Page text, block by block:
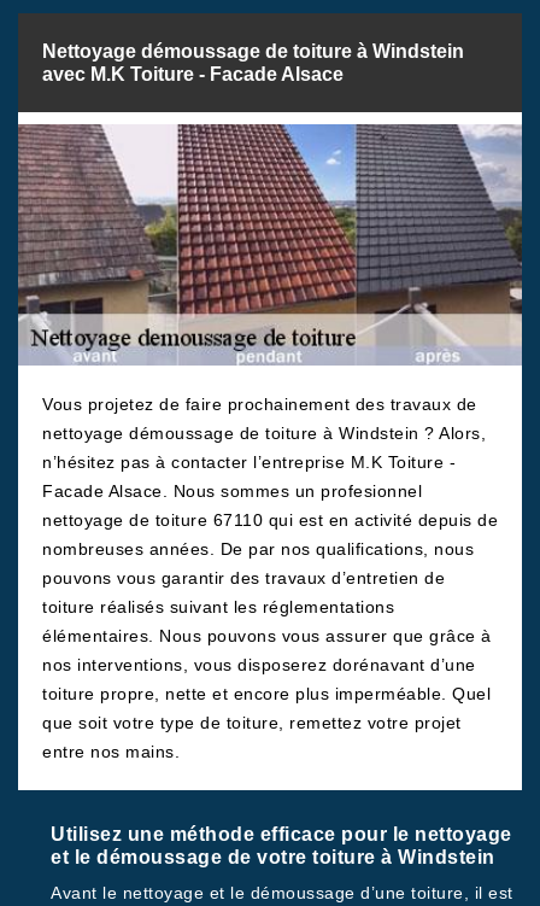
Nettoyage démoussage de toiture à Windstein
avec M.K Toiture - Facade Alsace
Vous projetez de faire prochainement des travaux de
nettoyage démoussage de toiture à Windstein ? Alors,
n’hésitez pas à contacter l’entreprise M.K Toiture -
Facade Alsace. Nous sommes un profesionnel
nettoyage de toiture 67110 qui est en activité depuis de
nombreuses années. De par nos qualifications, nous
pouvons vous garantir des travaux d’entretien de
toiture réalisés suivant les réglementations
élémentaires. Nous pouvons vous assurer que grâce à
nos interventions, vous disposerez dorénavant d’une
toiture propre, nette et encore plus imperméable. Quel
que soit votre type de toiture, remettez votre projet
entre nos mains.
Utilisez une méthode efficace pour le nettoyage
et le démoussage de votre toiture à Windstein
Avant le nettoyage et le démoussage d’une toiture, il est